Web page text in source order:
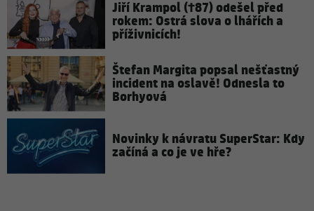
Jiří Krampol (†87) odešel před
rokem: Ostrá slova o lhářích a
příživnicích!
Štefan Margita popsal nešťastný
incident na oslavě! Odnesla to
Borhyová
Novinky k návratu SuperStar: Kdy
začíná a co je ve hře?